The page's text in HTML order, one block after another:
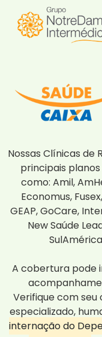
Nossas Clínicas de
principais
como: Amil,
Economus,
GEAP, GoCare,
New Saúde
A cobertura pode
Verifique com
especializado,
internação do